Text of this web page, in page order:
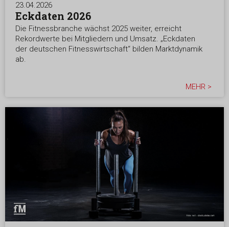
23.04.2026
Eckdaten 2026
Die Fitnessbranche wächst 2025 weiter, erreicht
Rekordwerte bei Mitgliedern und Umsatz. „Eckdaten
der deutschen Fitnesswirtschaft“ bilden Marktdynamik
ab.
MEHR >